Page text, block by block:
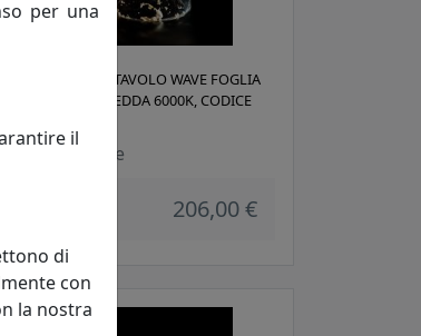
LAMPADA DA TAVOLO WAVE FOGLIA
ORO, LUCE FREDDA 6000K, CODICE
Vesta Home
206,00 €
per una
il
di
con
la nostra